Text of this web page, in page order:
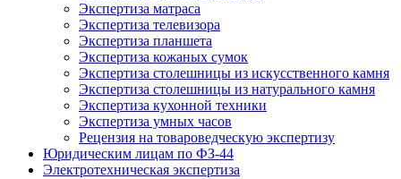
Экспертиза матраса
Экспертиза телевизора
Экспертиза планшета
Экспертиза кожаных сумок
Экспертиза столешницы из искусственного камня
Экспертиза столешницы из натурального камня
Экспертиза кухонной техники
Экспертиза умных часов
Рецензия на товароведческую экспертизу
Юридическим лицам по ФЗ-44
Электротехническая экспертиза